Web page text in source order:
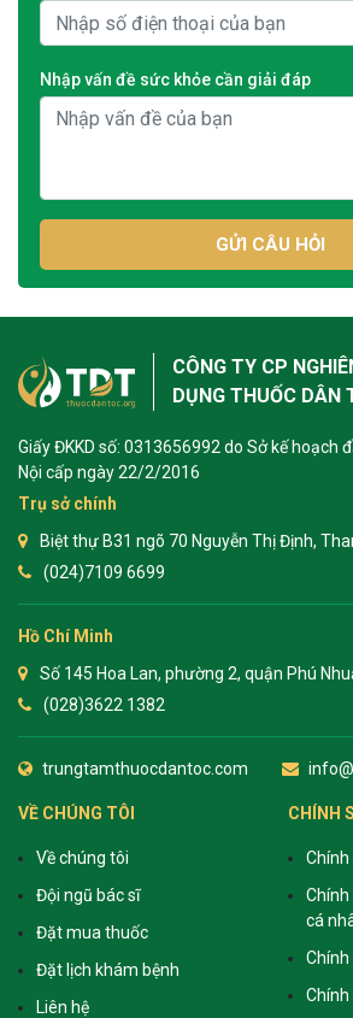
Nhập vấn đề sức khỏe cần giải đáp
GỬI CÂU HỎI
CÔNG TY CP
DỤNG THUỐC DÂN
Giấy ĐKKD số: 0313656992 do Sở kế hoạch
Nội cấp ngày 22/2/2016
Trụ sở chính
Biệt thự B31 ngõ 70 Nguyễn Thị Định,
(024)7109 6699
Hồ Chí Minh
Số 145 Hoa Lan, phường 2, quận Phú
(028)3622 1382
trungtamthuocdantoc.com
VỀ CHÚNG TÔI
Về chúng tôi
Đội ngũ bác sĩ
Đặt mua thuốc
Đặt lịch khám bệnh
Liên hệ
CHÍNH
cá
Chính